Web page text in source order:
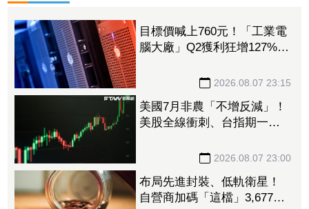
目標價喊上760元！「工業電
腦大廠」Q2獲利狂增127%
2026.08.07 23:15
美國7月非農「不增反減」！
美股全線衝刺、台指期一度
2026.08.07 23:00
布局先進封裝、低軌衛星！
自營商加碼「這檔」3,677萬